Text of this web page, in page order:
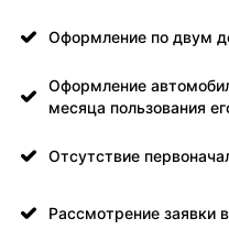
Оформление по двум
Оформление
месяца пользования
Отсутствие
Рассмотрение заявки